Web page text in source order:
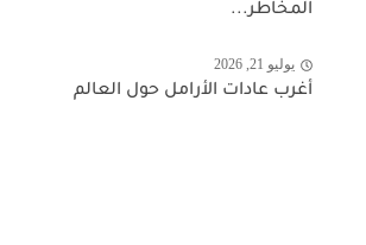
المخاطر...
يوليو 21, 2026
أغرب عادات الأرامل حول العالم